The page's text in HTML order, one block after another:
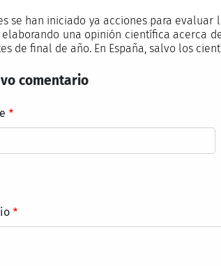
se han iniciado ya acciones para
elaborando una opinión científica acerca
de final de año. En España, salvo los
comentario